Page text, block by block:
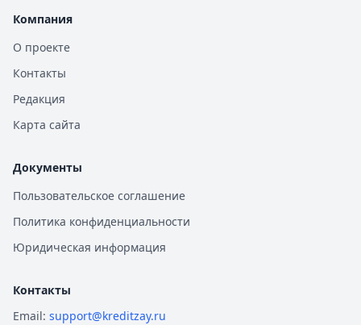
Компания
О проекте
Контакты
Редакция
Карта сайта
Документы
Пользовательское соглашение
Политика конфиденциальности
Юридическая информация
Контакты
Email: support@kreditzay.ru